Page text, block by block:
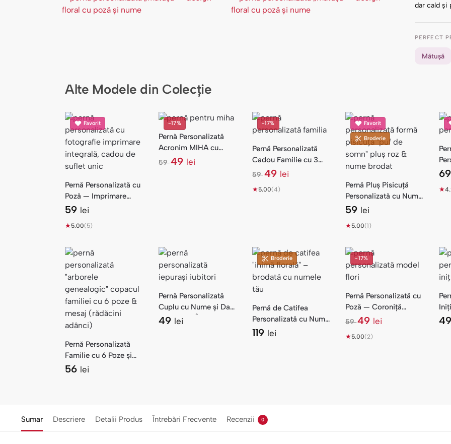
dar cald și
PERFECT
Mătușă
Alte Modele din Colecție
Favorit
Pernă Personalizată cu
Poză — Imprimare
Integrală
59 lei
★5.00(5)
-17%
Pernă Personalizată
Acronim MIHA cu
Atribute — Litere
5949 lei
-17%
Pernă Personalizată
Cadou Familie cu 3
Poze și Nume
59
e
49 lei
★5.00(4)
Favorit
Broderie
Pernă Pluș Pisicuță
Personalizată cu Nume
Brodat
59 lei
★5.00(1)
69
★
Pernă Personalizată
Familie cu 6 Poze și
Mesaj — Copacul
56 lei
Pernă Personalizată
Cuplu cu Nume și Dată
— Iepurași Îndrăgostiți
49 lei
Broderie
Pernă de Catifea
Personalizată cu Nume
Brodat — Inimă Florală
119 lei
-17%
Pernă Personalizată cu
Poză — Coroniță
Florală
59
e
49 lei
★5.00(2)
49
Sumar Descriere Detalii Produs Întrebări Frecvente Recenzii 0